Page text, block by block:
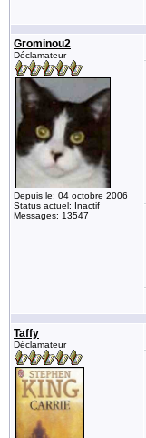
Grominou2
Déclamateur
Depuis le: 04 octobre 2006
Status actuel: Inactif
Messages: 13547
Taffy
Déclamateur